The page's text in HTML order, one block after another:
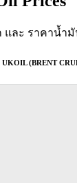
และ ราคาน้ำ
(BRENT